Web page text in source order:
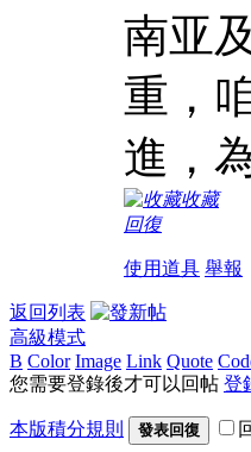
南亚
重，
進，
收藏
回復
使用道具 舉報
返回列表
高級模式
B Color Image Link Quote
您需要登錄後才可以回帖 登
本版積分規則 發表回復